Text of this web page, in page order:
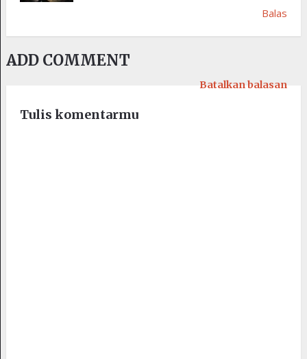
Balas
ADD COMMENT
Tulis komentarmu
Batalkan balasan